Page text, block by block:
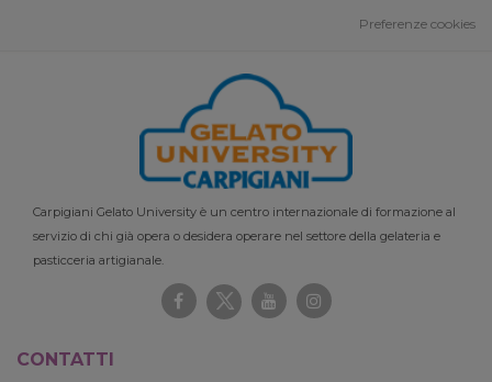
Preferenze cookies
Carpigiani Gelato University è un centro internazionale di formazione al
servizio di chi già opera o desidera operare nel settore della gelateria e
pasticceria artigianale.
CONTATTI